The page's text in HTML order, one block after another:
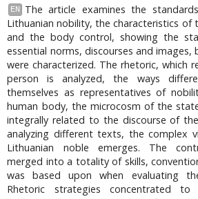
EN
The article examines the
Lithuanian nobility, the characteristics of
and the body control, showing the
essential norms, discourses and images,
were characterized. The rhetoric, which
person is analyzed, the ways
themselves as representatives of
human body, the microcosm of the
integrally related to the discourse of the
analyzing different texts, the complex
Lithuanian noble emerges. The
merged into a totality of skills,
was based upon when evaluating
Rhetoric strategies concentrated